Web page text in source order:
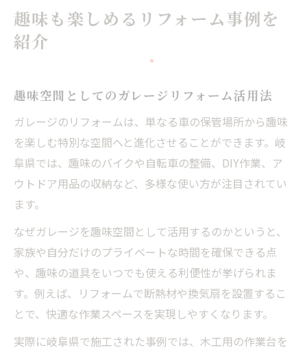
趣味も楽しめるリフォーム事例を
紹介
趣味空間としてのガレージリフォーム活用法
ガレージのリフォームは、単なる車の保管場所から趣味
を楽しむ特別な空間へと進化させることができます。岐
阜県では、趣味のバイクや自転車の整備、DIY作業、ア
ウトドア用品の収納など、多様な使い方が注目されてい
ます。
なぜガレージを趣味空間として活用するのかというと、
家族や自分だけのプライベートな時間を確保できる点
や、趣味の道具をいつでも使える利便性が挙げられま
す。例えば、リフォームで断熱材や換気扇を設置するこ
とで、快適な作業スペースを実現しやすくなります。
実際に岐阜県で施工された事例では、木工用の作業台を